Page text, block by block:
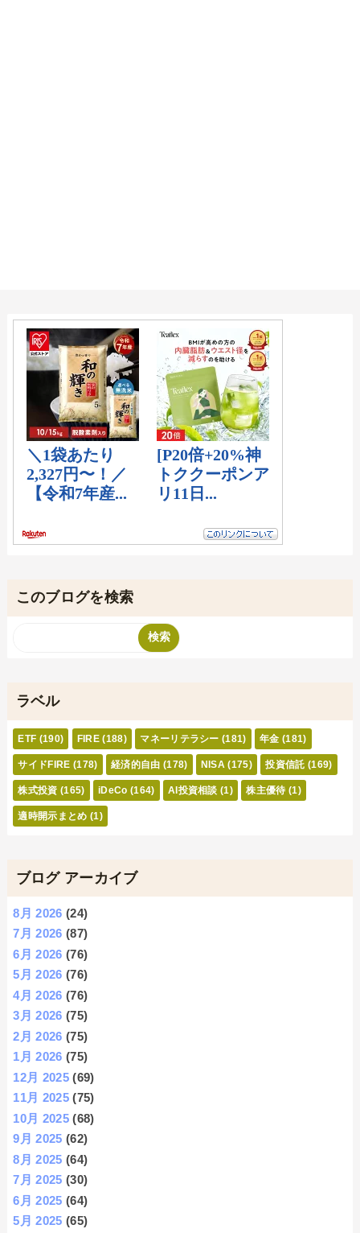
このブログを検索
ラベル
ETF (190) FIRE (188) マネーリテラシー (181) 年金 (181)
サイドFIRE (178) 経済的自由 (178) NISA (175) 投資信託 (169)
株式投資 (165) iDeCo (164) AI投資相談 (1) 株主優待 (1)
適時開示まとめ (1)
ブログ アーカイブ
8月 2026 (24)
7月 2026 (87)
6月 2026 (76)
5月 2026 (76)
4月 2026 (76)
3月 2026 (75)
2月 2026 (75)
1月 2026 (75)
12月 2025 (69)
11月 2025 (75)
10月 2025 (68)
9月 2025 (62)
8月 2025 (64)
7月 2025 (30)
6月 2025 (64)
5月 2025 (65)